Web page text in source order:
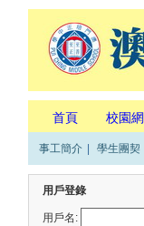
首頁 校園網
事工簡介 學生團契
用戶登錄
用戶名: